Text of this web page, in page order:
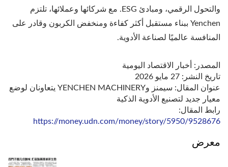
والتحول الرقمي، ومبادئ ESG. مع شركائها وعملائها، تلتزم
Yenchen ببناء مستقبل أكثر كفاءة ومنخفض الكربون وقادر على
المنافسة عالميًا لصناعة الأدوية.
المصدر: أخبار الاقتصاد اليومية
تاريخ النشر: 27 مايو 2026
عنوان المقال: سيمنز وYENCHEN MACHINERY يتعاونان لوضع
معيار جديد لتصنيع الأدوية الذكية
رابط المقال:
https://money.udn.com/money/story/5950/9528676
معرض